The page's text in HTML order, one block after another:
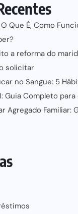
Que É, Como
a reforma do
solicitar
no Sangue: 5
Guia Completo
Agregado Familiar: